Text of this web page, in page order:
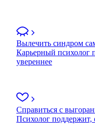
Вылечить синдром
Карьерный психолог
увереннее
Справиться с
Психолог поддержит,